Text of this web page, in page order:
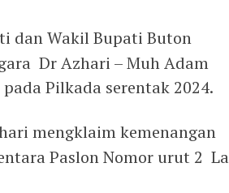
dan Wakil Bupati Buton
Dr Azhari – Muh Adam
Pilkada serentak 2024.
mengklaim kemenangan
Paslon Nomor urut 2 La